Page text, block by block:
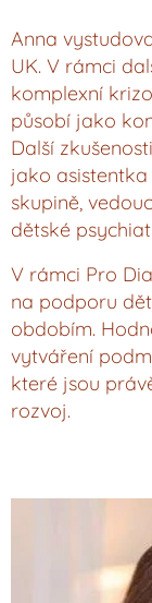
Anna
UK. V rámci
komplexní
působí jako
Další
jako
skupině,
dětské
V rámci Pro
na podporu
obdobím.
vytváření
které jsou
rozvoj.